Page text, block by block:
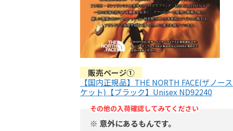
販売ページ①
【国内正規品】THE NORTH FACE(ザノ
ケット)【ブラック】Unisex ND92240
その他の入荷確認してみてください
※ 意外にあるもんです。